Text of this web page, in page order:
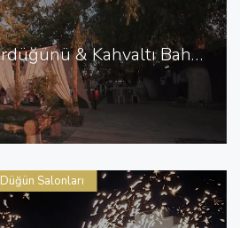
Salkım Söğüt Kırdüğünü & Kahvaltı Bahçesi
Düğün Salonları